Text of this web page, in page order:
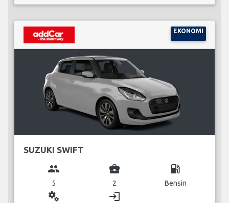
EKONOMI
SUZUKI SWIFT
group
5
business_center
2
local_gas_station
Bensin
miscellaneous_services login